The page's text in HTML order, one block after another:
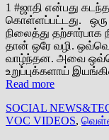
1 #ஜாதி என்பது
கொள்ளப்பட்டது. ஒரு
நிலைத்து தற்சார்பாக
தான் ஒரே வழி.
வாழ்ந்தன. அவை
உறுப்புக்களாய்
Read more
SOCIAL
VOC VIDEOS,